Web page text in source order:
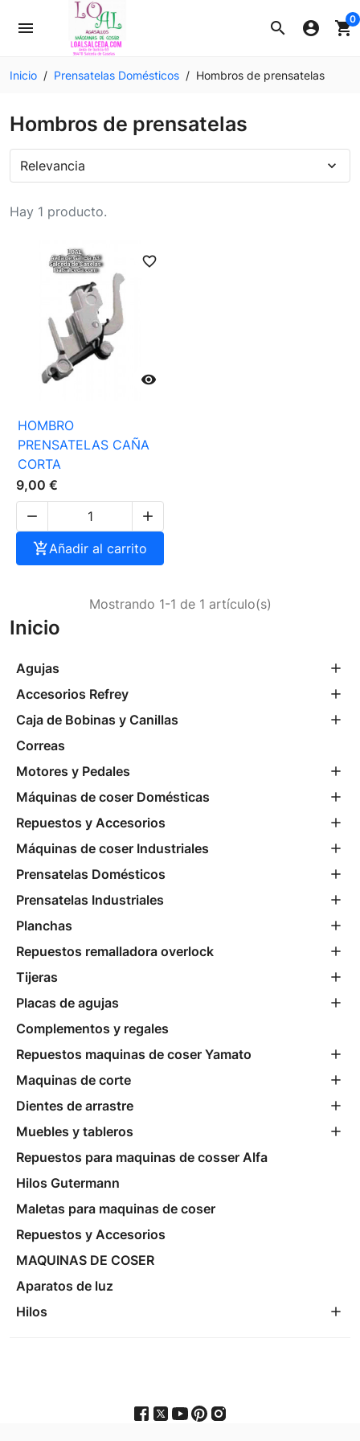
search
menu account_circle shopping_cart0
Inicio Prensatelas Domésticos Hombros de prensatelas
Inicio
Agujas
Accesorios Refrey
Caja de Bobinas y Canillas
Correas
Motores y Pedales
Máquinas de coser Domésticas
Repuestos y Accesorios
Máquinas de coser Industriales
Prensatelas Domésticos
Prensatelas Industriales
Planchas
Repuestos remalladora overlock
Tijeras
Placas de agujas
Complementos y regales
Repuestos maquinas de coser Yamato
Maquinas de corte
Dientes de arrastre
Muebles y tableros
Repuestos para maquinas de cosser Alfa
Hilos Gutermann
Maletas para maquinas de coser
Repuestos y Accesorios
MAQUINAS DE COSER
Aparatos de luz
Hilos
Hombros de prensatelas
Hay 1 producto.
Relevancia expand_more

favorite_border
HOMBRO
PRENSATELAS CAÑA
CORTA
9,00 €


Añadir al carrito
Mostrando 1-1 de 1 artículo(s)